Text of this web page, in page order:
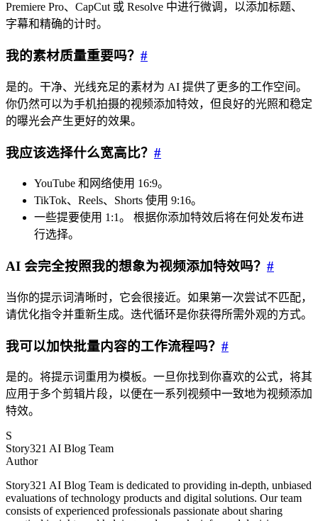
Premiere Pro、CapCut 或 Resolve 中进行微调，以添加标题、
字幕和精确的计时。
我的素材质量重要吗？ #
是的。干净、光线充足的素材为 AI 提供了更多的工作空间。
你仍然可以为手机拍摄的视频添加特效，但良好的光照和稳定
的曝光会产生更好的效果。
我应该选择什么宽高比？ #
YouTube 和网络使用 16:9。
TikTok、Reels、Shorts 使用 9:16。
一些提要使用 1:1。 根据你添加特效后将在何处发布进
行选择。
AI 会完全按照我的想象为视频添加特效吗？ #
当你的提示词清晰时，它会很接近。如果第一次尝试不匹配，
请优化指令并重新生成。迭代循环是你获得所需外观的方式。
我可以加快批量内容的工作流程吗？ #
是的。将提示词重用为模板。一旦你找到你喜欢的公式，将其
应用于多个剪辑片段，以便在一系列视频中一致地为视频添加
特效。
S
Story321 AI Blog Team
Author
Story321 AI Blog Team is dedicated to providing in-depth, unbiased
evaluations of technology products and digital solutions. Our team
consists of experienced professionals passionate about sharing